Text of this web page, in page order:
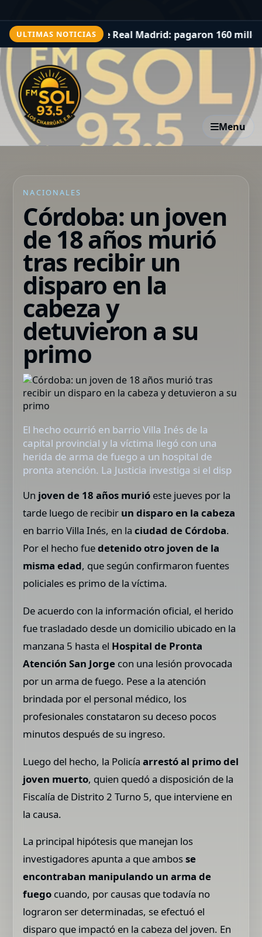
ULTIMAS NOTICIAS
de la historia de Real Madrid: pagaron 160 millones
Menu
NACIONALES
Córdoba: un joven
de 18 años murió
tras recibir un
disparo en la
cabeza y
detuvieron a su
primo
El hecho ocurrió en barrio Villa Inés de la
capital provincial y la víctima llegó con una
herida de arma de fuego a un hospital de
pronta atención. La Justicia investiga si el disp
Un joven de 18 años murió este jueves por la
tarde luego de recibir un disparo en la cabeza
en barrio Villa Inés, en laciudad de Córdoba.
Por el hecho fuedetenido otro joven de la
misma edad, que según confirmaron fuentes
policiales es primo de la víctima.
De acuerdo con la información oficial, el herido
fue trasladado desde un domicilio ubicado en la
manzana 5 hasta el Hospital de Pronta
Atención San Jorge con una lesión provocada
por un arma de fuego. Pese a la atención
brindada por el personal médico, los
profesionales constataron su deceso pocos
minutos después de su ingreso.
Luego del hecho, la Policíaarrestó al primo del
joven muerto, quien quedó a disposición de la
Fiscalía de Distrito 2 Turno 5, que interviene en
la causa.
La principal hipótesis que manejan los
investigadores apunta a que ambosse
encontraban manipulando un arma de
fuego cuando, por causas que todavía no
lograron ser determinadas, se efectuó el
disparo que impactó en la cabeza del joven. En